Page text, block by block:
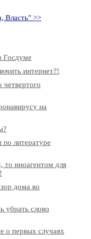
Власть" >>
Госдуме
интернет?!
на
литературе
то иноагентом для
дома во
убрать слово
о первых случаях